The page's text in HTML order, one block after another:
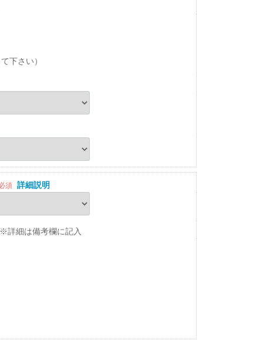
下さい）
須 詳細説明
細は備考欄に記入